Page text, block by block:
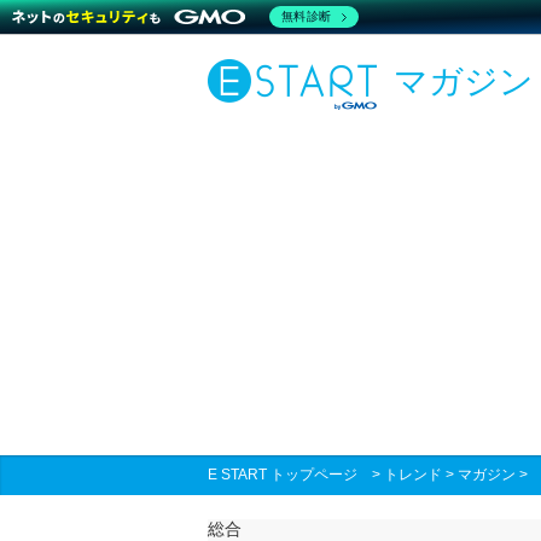
マガジン
E START トップページ > トレンド > マガジン >
総合
無料診断